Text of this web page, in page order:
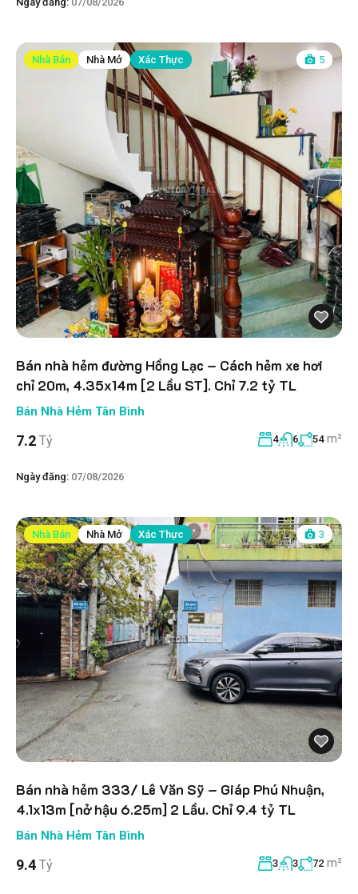
Nhà Bán Nhà Mở Xác Thực 5
Bán nhà hẻm đường Hồng Lạc – Cách hẻm xe hơi
chỉ 20m, 4.35x14m [2 Lầu ST]. Chỉ 7.2 tỷ TL
Bán Nhà Hẻm Tân Bình
7.2 Tỷ 4 6 54 m²
Ngày đăng: 07/08/2026
Nhà Bán Nhà Mở Xác Thực 3
Bán nhà hẻm 333/ Lê Văn Sỹ – Giáp Phú Nhuận,
4.1x13m [nở hậu 6.25m] 2 Lầu. Chỉ 9.4 tỷ TL
Bán Nhà Hẻm Tân Bình
9.4 Tỷ 3 3 72 m²